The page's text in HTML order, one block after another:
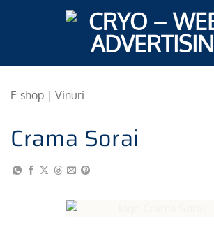
E-shop | Vinuri
Crama Sorai